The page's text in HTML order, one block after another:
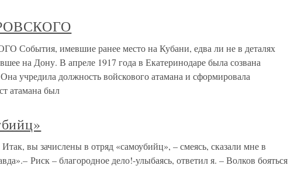
имевшие ранее место на Кубани, едва ли не в деталях
на Дону. В апреле 1917 года в Екатеринодаре была созвана
Она учредила должность войскового атамана и сформировала
атамана был
вы зачислены в отряд «самоубийц», – смеясь, сказали мне в
Риск – благородное дело!-улыбаясь, ответил я. – Волков бояться